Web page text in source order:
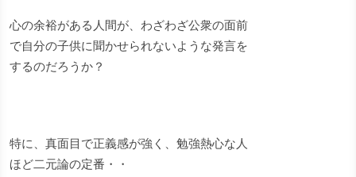
心の余裕がある人間が、わざわざ公衆の面前
で自分の子供に聞かせられないような発言を
するのだろうか？
特に、真面目で正義感が強く、勉強熱心な人
ほど二元論の定番・・